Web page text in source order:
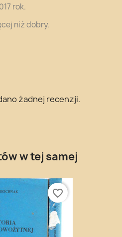
rok.
niż dobry.
żadnej recenzji.
w tej samej
favorite_border